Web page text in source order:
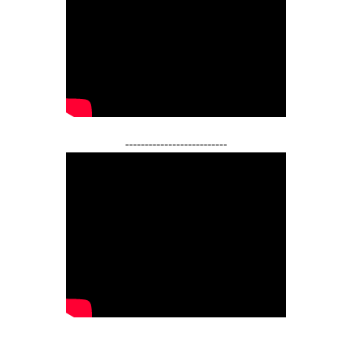
--------------------------